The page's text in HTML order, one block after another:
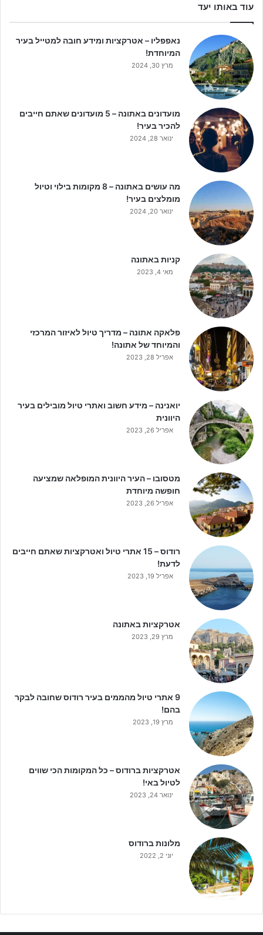
עוד באותו יעד
נאפפליו – אטרקציות ומידע חובה למטייל בעיר
המיוחדת!
מרץ 30, 2024
מועדונים באתונה – 5 מועדונים שאתם חייבים
להכיר בעיר!
ינואר 28, 2024
מה עושים באתונה – 8 מקומות בילוי וטיול
מומלצים בעיר!
ינואר 20, 2024
קניות באתונה
מאי 4, 2023
פלאקה אתונה – מדריך טיול לאיזור המרכזי
והמיוחד של אתונה!
אפריל 28, 2023
יואנינה – מידע חשוב ואתרי טיול מובילים בעיר
היוונית
אפריל 26, 2023
מטסובו – העיר היוונית המופלאה שמציעה
חופשה מיוחדת
אפריל 26, 2023
רודוס – 15 אתרי טיול ואטרקציות שאתם חייבים
לדעת!
אפריל 19, 2023
אטרקציות באתונה
מרץ 29, 2023
9 אתרי טיול מהממים בעיר רודוס שחובה לבקר
בהם!
מרץ 19, 2023
אטרקציות ברודוס – כל המקומות הכי שווים
לטיול באי!
ינואר 24, 2023
מלונות ברודוס
יוני 2, 2022